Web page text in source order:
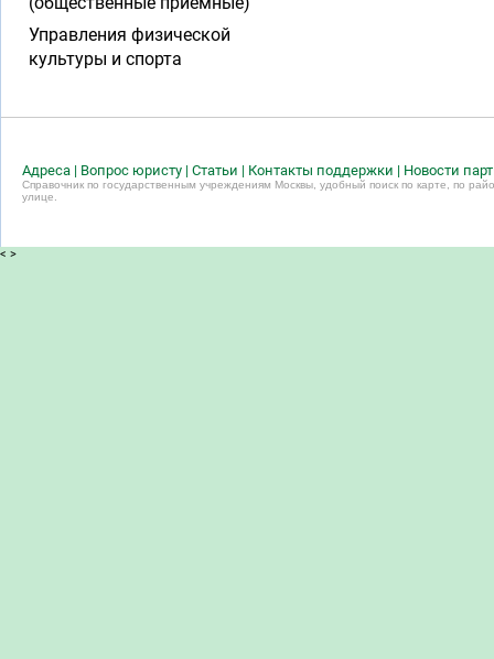
Управления физической
культуры и спорта
Адреса | Вопрос юристу | Статьи | Контакты поддержки | Новости
Справочник по государственным учреждениям Москвы, удобный поиск по карте, по
улице.
< >